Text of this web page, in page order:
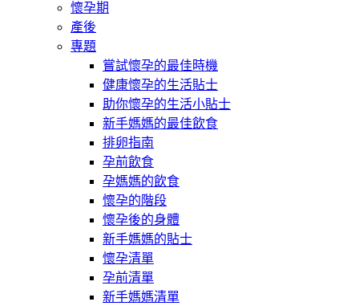
懷孕期
產後
專題
嘗試懷孕的最佳時機
健康懷孕的生活貼士
助你懷孕的生活小貼士
新手媽媽的最佳飲食
排卵指南
孕前飲食
孕媽媽的飲食
懷孕的階段
懷孕後的身體
新手媽媽的貼士
懷孕清單
孕前清單
新手媽媽清單